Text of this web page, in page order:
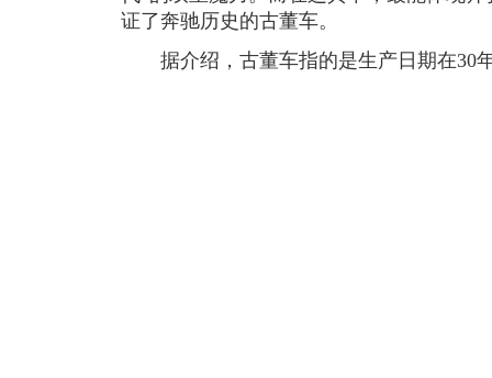
证了奔驰历史的古董车。
据介绍，古董车指的是生产日期在30